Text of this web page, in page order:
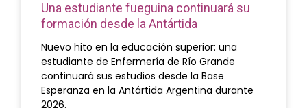
Una estudiante fueguina continuará su
formación desde la Antártida
Nuevo hito en la educación superior: una
estudiante de Enfermería de Río Grande
continuará sus estudios desde la Base
Esperanza en la Antártida Argentina durante
2026.